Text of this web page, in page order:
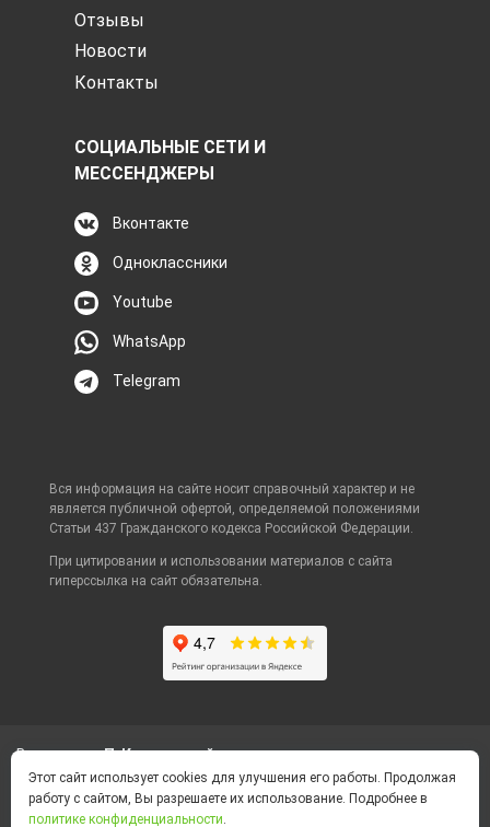
Отзывы
Новости
Контакты
СОЦИАЛЬНЫЕ СЕТИ И
МЕССЕНДЖЕРЫ
Вконтакте
Одноклассники
Youtube
WhatsApp
Telegram
Вся информация на сайте носит справочный характер и не
является публичной офертой, определяемой положениями
Статьи 437 Гражданского кодекса Российской Федерации.
При цитировании и использовании материалов с сайта
гиперссылка на сайт обязательна.
Ваш город П-Камчатский
Политика конфиденциальности
Этот сайт использует cookies для улучшения его работы. Продолжая
работу с сайтом, Вы разрешаете их использование. Подробнее в
политике конфиденциальности.